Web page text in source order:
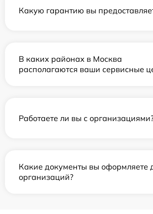
Какую гарантию вы
В каких районах в Москва
располагаются ваши сервисные
Работаете ли вы с
Какие документы вы оформляете
организаций?